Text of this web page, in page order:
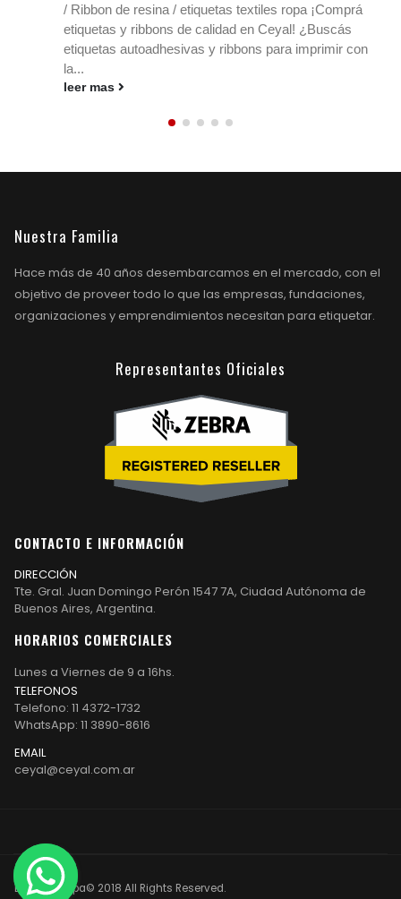
envíos a todo el país! ¡Etiquetas, ribbons e impresoras
Zebra para fábricas, industrias y logística! Etiquetas
para producción y comercio exterior En CEYAL
comercializamos etiquetas para fábricas y...
leer mas
Nuestra Familia
Hace más de 40 años desembarcamos en el mercado, con el
objetivo de proveer todo lo que las empresas, fundaciones,
organizaciones y emprendimientos necesitan para etiquetar.
Representantes Oficiales
CONTACTO E INFORMACIÓN
DIRECCIÓN
Tte. Gral. Juan Domingo Perón 1547 7A, Ciudad Autónoma de
Buenos Aires, Argentina.
HORARIOS COMERCIALES
Lunes a Viernes de 9 a 16hs.
TELEFONOS
Telefono: 11 4372-1732
WhatsApp: 11 3890-8616
EMAIL
ceyal@ceyal.com.ar
Etiqueta Ropa© 2018 All Rights Reserved.